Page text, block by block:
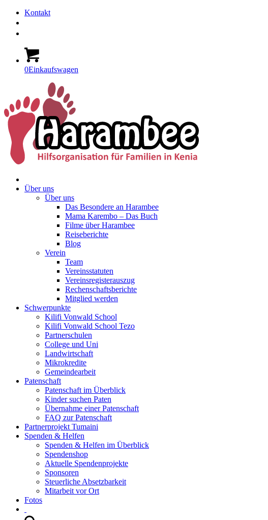
Kontakt
0Einkaufswagen
Über uns
Über uns
Das Besondere an Harambee
Mama Karembo – Das Buch
Filme über Harambee
Reiseberichte
Blog
Verein
Team
Vereinsstatuten
Vereinsregisterauszug
Rechenschaftsberichte
Mitglied werden
Schwerpunkte
Kilifi Vonwald School
Kilifi Vonwald School Tezo
Partnerschulen
College und Uni
Landwirtschaft
Mikrokredite
Gemeindearbeit
Patenschaft
Patenschaft im Überblick
Kinder suchen Paten
Übernahme einer Patenschaft
FAQ zur Patenschaft
Partnerprojekt Tumaini
Spenden & Helfen
Spenden & Helfen im Überblick
Spendenshop
Aktuelle Spendenprojekte
Sponsoren
Steuerliche Absetzbarkeit
Mitarbeit vor Ort
Fotos